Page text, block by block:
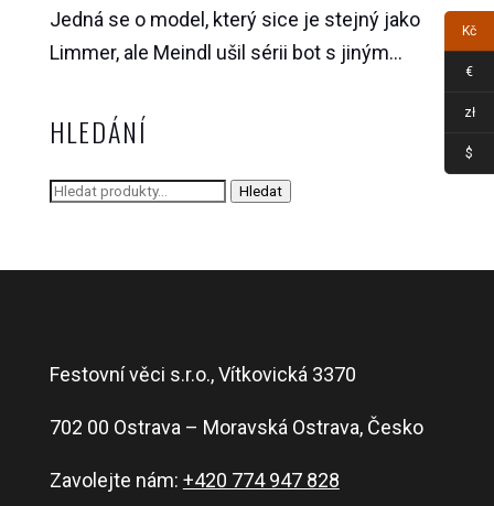
Jedná se o model, který sice je stejný jako
Limmer, ale Meindl ušil sérii bot s jiným...
HLEDÁNÍ
Hledat: Hledat
Festovní věci s.r.o., Vítkovická 3370
702 00 Ostrava – Moravská Ostrava, Česko
Zavolejte nám: +420 774 947 828
Kč
€
zł
$